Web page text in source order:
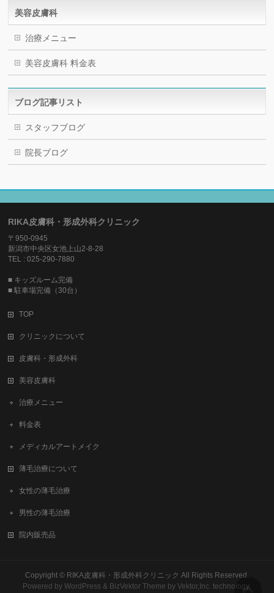
美容皮膚科
治療メニュー
美容皮膚科 料金表
ブログ記事リスト
スタッフブログ
院長ブログ
RIKA皮膚科・形成外科クリニック
〒950-0945
新潟市中央区女池上山2-8-28
TEL : 025-290-7880
■ キッズルーム完備
■ 駐車場完備（30台）
TOP
クリニックについて
皮膚科・形成外科
美容皮膚科
治療メニュー
料金表
メディカルアートメイク
薄毛治療について
女性の薄毛治療
男性の薄毛治療
院内販売品
Copyright © RIKA皮膚科・形成外科クリニック All Rights Reserved.
Powered byWordPress & BizVektor Theme byVektor,Inc. technology.